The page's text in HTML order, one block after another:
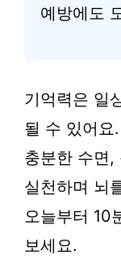
예방에도
기억력은 일
될 수 있어요.
충분한 수면,
실천하며 뇌
오늘부터 10
보세요.